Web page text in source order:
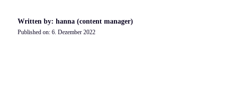
Written by: hanna (content manager)
Published on: 6. Dezember 2022